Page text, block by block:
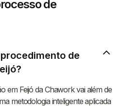
de
de
em Feijó da Chawork vai além de
metodologia inteligente aplicada